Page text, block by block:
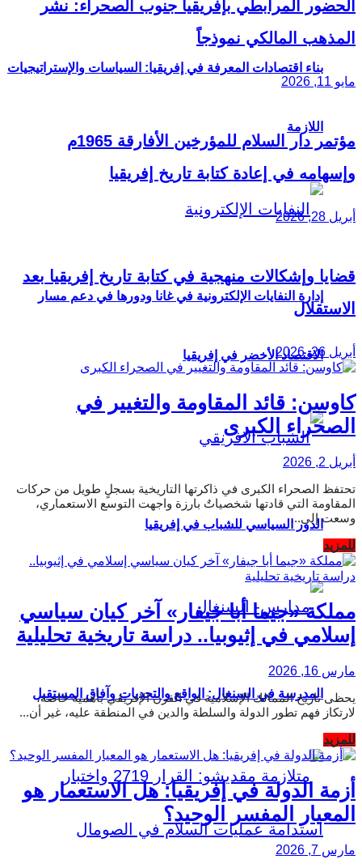
بناء اقتصادات المعرفة في إفريقيا: السياسات والإستراتيجيات
اللازمة
إدارة النفايات الإلكترونية في غانا ودورها في دعم مسار
الاقتصاد الأخضر في إفريقيا
الدور السياسي للشباب في إفريقيا
المدرسة في السنغال: الواقع والتحديات وآفاق المستقبل
الحضور المرابطي بإفريقيا جنوب الصحراء: نشر
المذهب المالكي نموذجاً
مايو 11, 2026
مؤتمر دار السلام للمؤرخين الأفارقة 1965م
وإسهامه في إعادة كتابة تاريخ إفريقيا
أبريل 28, 2026
قضايا وإشكالات منهجية في كتابة تاريخ إفريقيا بعد
الاستقلال
أبريل 26, 2026
كاوسن: قائد المقاومة والتغيير في
الصحراء الكبرى
أبريل 2, 2026
تحتفظ الصحراء الكبرى في ذاكرتها التاريخية بسجلٍ طويل من حركات
المقاومة التي قادتها شخصياتٌ بارزة واجهت التوسع الاستعماري،
وسعت إلى...
للمزيدDetails
مملكة «جيما أبا جيفار» آخر كيان سياسي
إسلامي في إثيوبيا.. دراسة تاريخية تحليلية
مارس 16, 2026
يحظى تاريخ الممالك الإسلامية في القرن الإفريقي بأهمية خاصة،
لارتكاز فهم تطور الدولة والسلطة والدين في المنطقة عليه، غير أن...
للمزيدDetails
أزمة الدولة في إفريقيا: هل الاستعمار هو
المعيار المفسر الوحيد؟
مارس 7, 2026